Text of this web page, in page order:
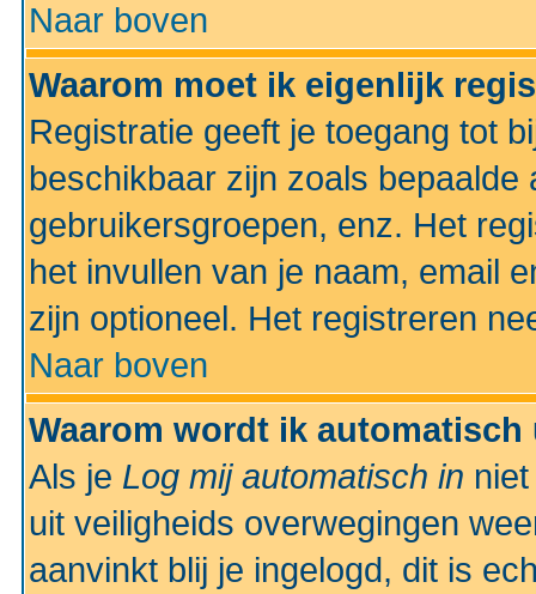
Naar boven
Waarom moet ik eigenlijk
Registratie geeft je toegang tot
beschikbaar zijn zoals
gebruikersgroepen, enz. Het
het invullen van je naam, email
zijn optioneel. Het registreren
Naar boven
Waarom wordt ik
Als je Log mij automatisch in
uit veiligheids overwegingen
aanvinkt blij je ingelogd, dit is